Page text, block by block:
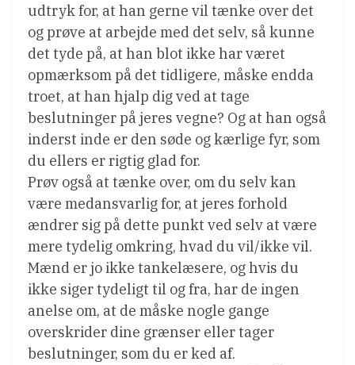
udtryk for, at han gerne vil tænke over det
og prøve at arbejde med det selv, så kunne
det tyde på, at han blot ikke har været
opmærksom på det tidligere, måske endda
troet, at han hjalp dig ved at tage
beslutninger på jeres vegne? Og at han også
inderst inde er den søde og kærlige fyr, som
du ellers er rigtig glad for.
Prøv også at tænke over, om du selv kan
være medansvarlig for, at jeres forhold
ændrer sig på dette punkt ved selv at være
mere tydelig omkring, hvad du vil/ikke vil.
Mænd er jo ikke tankelæsere, og hvis du
ikke siger tydeligt til og fra, har de ingen
anelse om, at de måske nogle gange
overskrider dine grænser eller tager
beslutninger, som du er ked af.